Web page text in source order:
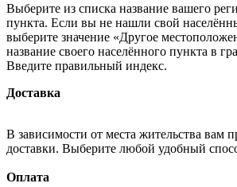
Выберите из списка название вашего
пункта. Если вы не нашли свой
выберите значение «Другое
название своего населённого пункта в
Введите правильный индекс.
Доставка
В зависимости от места жительства вам
доставки. Выберите любой удобный
Оплата